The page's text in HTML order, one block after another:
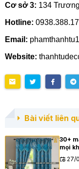
Cơ sở 3: 134
Hotline:
Email:
Website:
Bài viết liên
30+
mọi
27/